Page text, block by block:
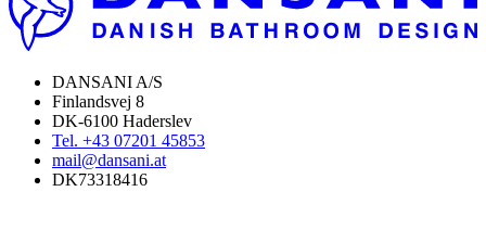
DANSANI A/S
Finlandsvej 8
DK-6100 Haderslev
Tel. +43 07201 45853
mail@dansani.at
DK73318416